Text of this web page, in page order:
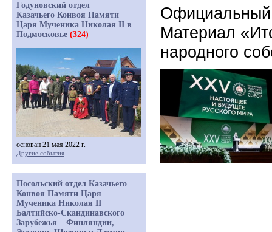
Официальный
Материал «
народного
Годуновский отдел
Казачьего Конвоя Памяти
Царя Мученика Николая II в
Подмосковье (324)
основан 21 мая 2022 г.
Другие события
Посольский отдел Казачьего
Конвоя Памяти Царя
Мученика Николая II
Балтийско-Скандинавского
Зарубежья – Финляндии,